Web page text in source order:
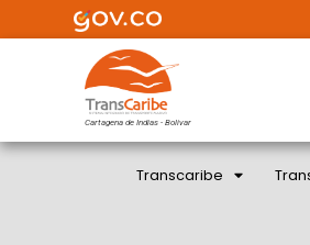
Cartagena de Indias - Bolivar
Transcaribe